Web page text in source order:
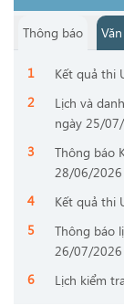
Thông báo
Kết quả thi
Lịch và
ngày 25/
Thông báo
28/06/2026
Kết quả thi
Thông báo
26/07/2026
Lịch kiểm